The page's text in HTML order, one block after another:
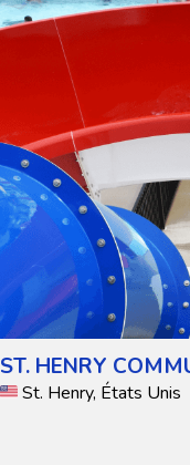
ST. HENRY
St. Henry, États Unis